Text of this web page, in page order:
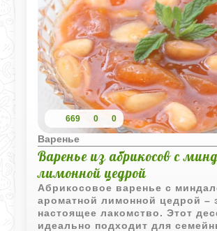
669 0 0
Варенье
Варенье из абрикосов с
лимонной цедрой
Абрикосовое варенье с
ароматной лимонной цедрой –
настоящее лакомство. Этот
идеально подходит для